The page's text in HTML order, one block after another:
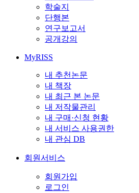
학술지
단행본
연구보고서
공개강의
MyRISS
내 추천논문
내 책장
내 최근 본 논문
내 저작물관리
내 구매·신청 현황
내 서비스 사용권한
내 관심 DB
회원서비스
회원가입
로그인